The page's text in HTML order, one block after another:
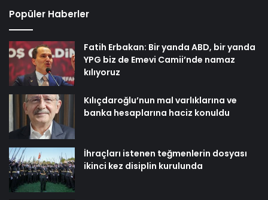
Popüler Haberler
Fatih Erbakan: Bir yanda ABD, bir yanda
YPG biz de Emevi Camii’nde namaz
kılıyoruz
Kılıçdaroğlu’nun mal varlıklarına ve
banka hesaplarına haciz konuldu
İhraçları istenen teğmenlerin dosyası
ikinci kez disiplin kurulunda